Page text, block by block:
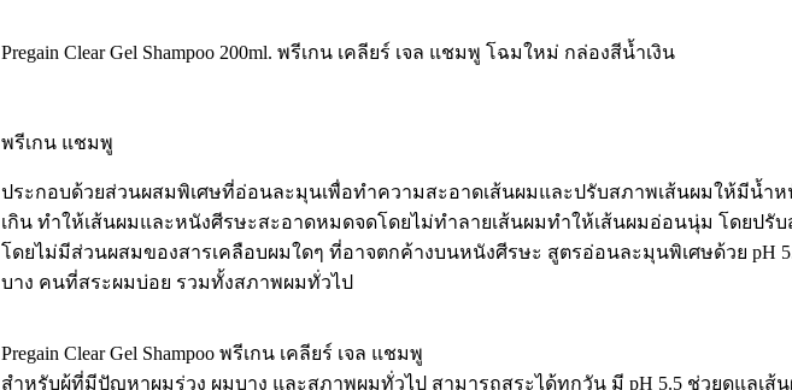
Pregain Clear Gel Shampoo 200ml. พรีเกน เคลียร์ เจล แชมพู โฉมใหม่ กล่องสีน้ำเงิน
พรีเกน แชมพู
ประกอบด้วยส่วนผสมพิเศษที่อ่อนละมุนเพื่อทำความสะอาดเส้นผมและปรับสภาพเส้นผมให้มีน้ำ
เกิน ทำให้เส้นผมและหนังศีรษะสะอาดหมดจดโดยไม่ทำลายเส้นผมทำให้เส้นผมอ่อนนุ่ม โดยปรั
โดยไม่มีส่วนผสมของสารเคลือบผมใดๆ ที่อาจตกค้างบนหนังศีรษะ สูตรอ่อนละมุนพิเศษด้วย pH
บาง คนที่สระผมบ่อย รวมทั้งสภาพผมทั่วไป
Pregain Clear Gel Shampoo พรีเกน เคลียร์ เจล แชมพู
สำหรับผู้ที่มีปัญหาผมร่วง ผมบาง และสภาพผมทั่วไป สามารถสระได้ทุกวัน มี pH 5.5 ช่วยดูแลเส้